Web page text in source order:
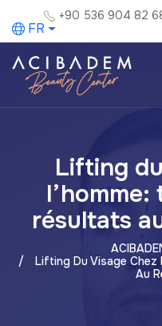
+90 536 904 82
FR
Lifting
résultats
Lifting Du Visage Chez
Au